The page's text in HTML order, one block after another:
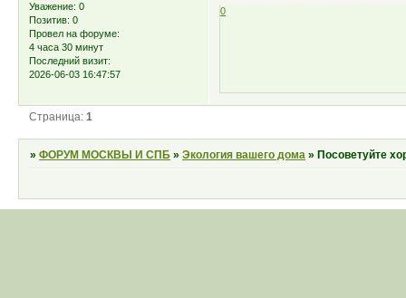
Уважение: 0
Позитив: 0
Провел на форуме:
4 часа 30 минут
Последний визит:
2026-06-03 16:47:57
0
Страница:1
»ФОРУМ МОСКВЫ И СПБ »Экология вашего дома »Посоветуйте